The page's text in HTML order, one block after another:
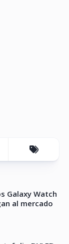
Galaxy Watch
al mercado